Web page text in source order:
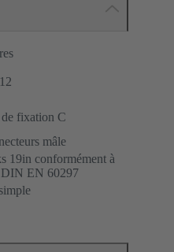
de fixation C
mâle
19in conformément à
DIN EN 60297